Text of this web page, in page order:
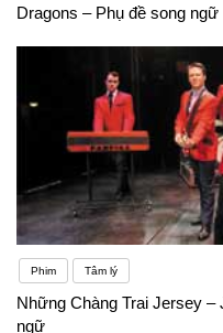
Dragons – Phụ đề song ngữ
Phim Tâm lý
Những Chàng Trai Jersey
ngữ